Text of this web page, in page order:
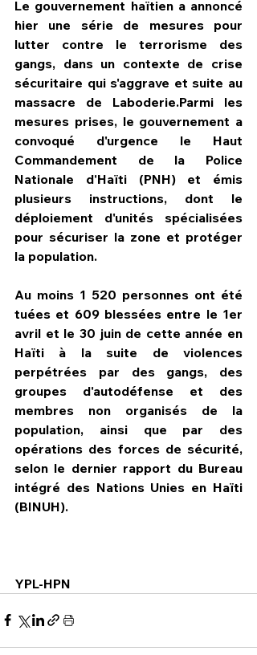
Le gouvernement haïtien a annoncé
hier une série de mesures pour
lutter contre le terrorisme des
gangs, dans un contexte de crise
sécuritaire qui s'aggrave et suite au
massacre de Laboderie.Parmi les
mesures prises, le gouvernement a
convoqué d'urgence le Haut
Commandement de la Police
Nationale d'Haïti (PNH) et émis
plusieurs instructions, dont le
déploiement d'unités spécialisées
pour sécuriser la zone et protéger
la population.
Au moins 1 520 personnes ont été
tuées et 609 blessées entre le 1er
avril et le 30 juin de cette année en
Haïti à la suite de violences
perpétrées par des gangs, des
groupes d'autodéfense et des
membres non organisés de la
population, ainsi que par des
opérations des forces de sécurité,
selon le dernier rapport du Bureau
intégré des Nations Unies en Haïti
(BINUH).
YPL-HPN